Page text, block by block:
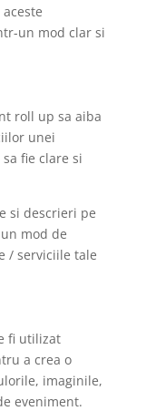
un mod clar si
roll up sa aiba
unei
fie clare si
si descrieri pe
mod de
/ serviciile tale
fi utilizat
a crea o
imaginile,
eveniment.